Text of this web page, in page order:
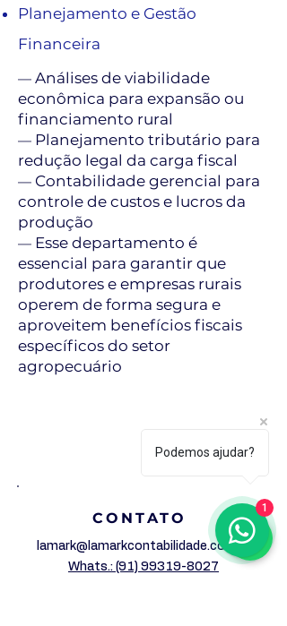
Planejamento e Gestão
Financeira
— Análises de viabilidade
econômica para expansão ou
financiamento rural
— Planejamento tributário para
redução legal da carga fiscal
— Contabilidade gerencial para
controle de custos e lucros da
produção
— Esse departamento é
essencial para garantir que
produtores e empresas rurais
operem de forma segura e
aproveitem benefícios fiscais
específicos do setor
agropecuário
CONTATO
lamark@lamarkcontabilidade.com.br
Whats.: (91) 99319-8027
Podemos ajudar?
1